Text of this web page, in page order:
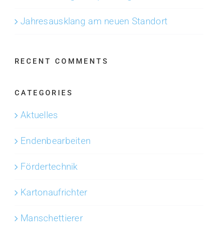
Jahresausklang am neuen Standort
RECENT COMMENTS
CATEGORIES
Aktuelles
Endenbearbeiten
Fördertechnik
Karton­aufrichter
Manschettierer